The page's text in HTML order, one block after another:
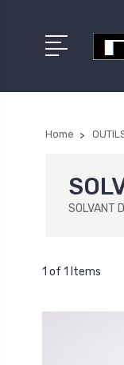
Home
SOLVANT
1 of 1 Items